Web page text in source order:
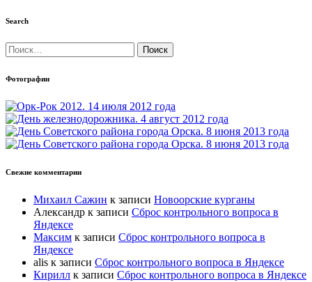
Search
Найти:
Фотографии
Свежие комментарии
Михаил Сажин к записи Новоорские курганы
Александр к записи Сброс контрольного вопроса в
Яндексе
Максим к записи Сброс контрольного вопроса в
Яндексе
alis к записи Сброс контрольного вопроса в Яндексе
Кирилл к записи Сброс контрольного вопроса в Яндексе